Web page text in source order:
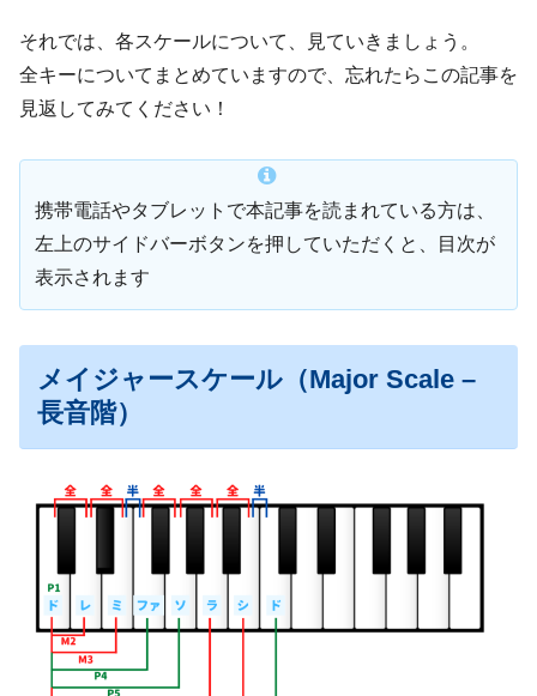
それでは、各スケールについて、見ていきましょう。
全キーについてまとめていますので、忘れたらこの記事を
見返してみてください！
携帯電話やタブレットで本記事を読まれている方は、
左上のサイドバーボタンを押していただくと、目次が
表示されます
メイジャースケール（Major Scale –
長音階）